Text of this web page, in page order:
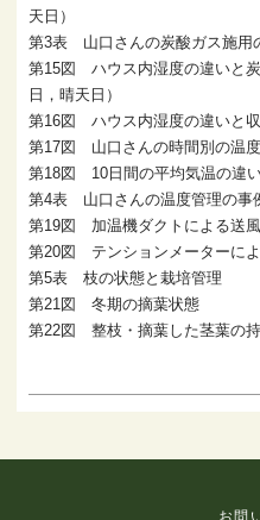
天日）
第3表 山口さんの炭酸ガス施用
第15図 ハウス内湿度の違いと
日，晴天日）
第16図 ハウス内湿度の違いと収
第17図 山口さんの時間別の温度
第18図 10日間の平均気温の違い
第4表 山口さんの温度管理の事
第19図 加温機ダクトによる送風
第20図 テンションメーターに
第5表 枝の状態と栽培管理
第21図 冬期の摘葉状態
第22図 整枝・摘葉した茎葉の
お問